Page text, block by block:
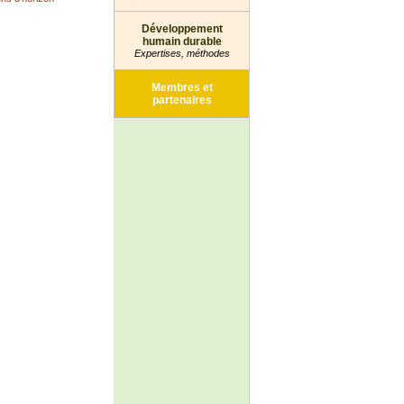
Développement
humain durable
Expertises, méthodes
Membres et
partenaires